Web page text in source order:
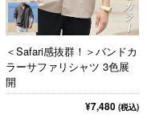
＜Safari感抜群！＞バンドカ
ラーサファリシャツ 3色展
開
¥7,480(税込)